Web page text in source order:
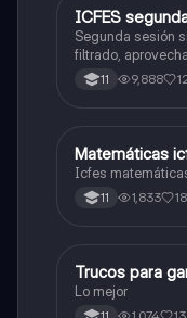
ICFES: Lectura
ICFES
Segunda sesión
filtrado,
poder ingresar a
carrera con la
11 9,888
ICFES:
Matemáticas
Icfes
11 1,833 18
Química
Trucos para
Lo mejor